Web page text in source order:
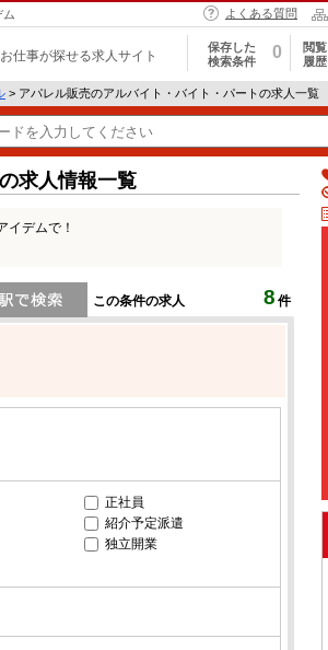
ム よくある質問
仕事が探せる求人サイト
保存した
検索条件
0
閲覧
履歴
> アパレル販売のアルバイト・バイト・パートの求人一覧
求人情報一覧
イデムで！
この条件の求人 8 件
正社員
紹介予定派遣
独立開業